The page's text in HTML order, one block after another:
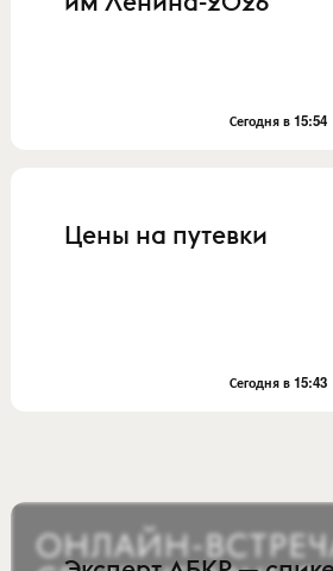
Сегодня в 15:54
Цены на путевки
Сегодня в 15:43